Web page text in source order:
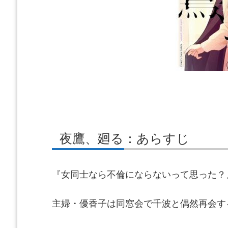
夜鷹、廻る：あらすじ
『女同士なら不倫にならないって思った
主婦・優香子は同窓会で千波と偶然再会